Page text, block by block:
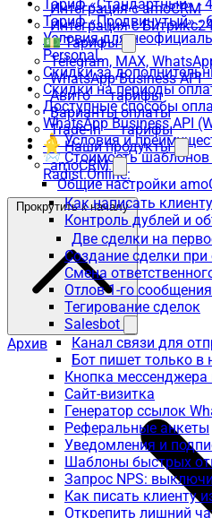
Интеграция с amoCRM
Интеграция с
💵 Тарифы
Telegram, MAX,
WhatsApp Business
Авито — тарифы
Варианты оплаты
Trade-in — тарифы
⭐ Наши продукты
amoCRM
Общие настройки
Как написать
Контроль дублей и
Две сделки на
Создание сделки
Смена
Отлов 1-го
Тегирование сделок
Salesbot
Канал связи для
Бот пишет только
Кнопка мессенджера
Сайт-визитка
Генератор ссылок
Реферальные анкеты
Уведомления и
Шаблоны быстрых
Запрос NPS:
Как писать клиенту
Открепить лишний
Тариф «Стандартный» -
Тариф «Продвинутый» -
Условия для
Personal.
Скидки за
Скидки на периоды
Доступные способы
WhatsApp Business API
👌 Условия и
📨 Стоимость шаблонов
Radist.Online:
Прокрутить к началу
Архив